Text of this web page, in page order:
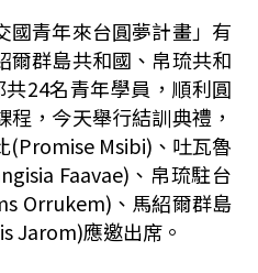
國青年來台圓夢計畫」有
爾群島共和國、帛琉共和
24名青年學員，順利圓
，今天舉行結訓典禮，
(Promise Msibi)、吐瓦魯
Faavae)、帛琉駐台
Orrukem)、馬紹爾群島
Jarom)應邀出席。